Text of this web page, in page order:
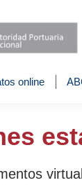
online